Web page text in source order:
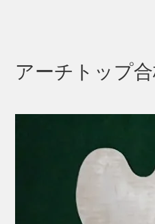
アーチトップ